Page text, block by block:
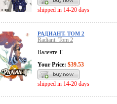
shipped in 14-20 days
РАДИАНТ. ТОМ 2
Radiant. Tom 2
Валенте Т.
Your Price: $39.53
shipped in 14-20 days